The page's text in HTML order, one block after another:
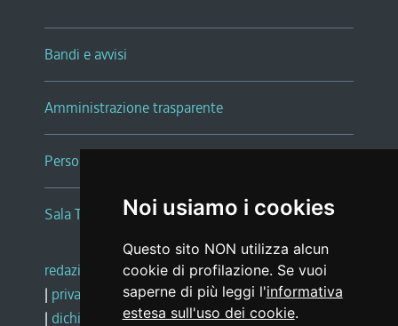
Noi usiamo i cookies
Questo sito NON utilizza alcun
cookie di profilazione. Se vuoi
saperne di più leggi l'informativa
estesa sull'uso dei cookie.
Bandi e avvisi
Amministrazione trasparente
Persone e Uffici
Sala Tiziano Tessitori
redazione web |note legali |glossario
| privacy
social media policy
| dichiarazione di accessibilità |feedback